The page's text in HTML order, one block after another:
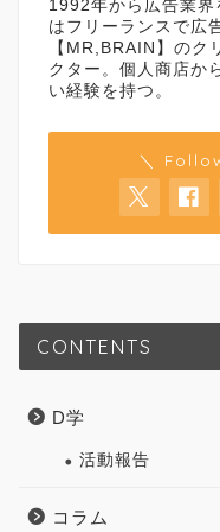
1992年から広告業
はフリーランスで広
【MR,BRAIN】のク
クター。個人商店か
い経験を持つ。
＼
CONTENTS
D学
活動報告
コラム